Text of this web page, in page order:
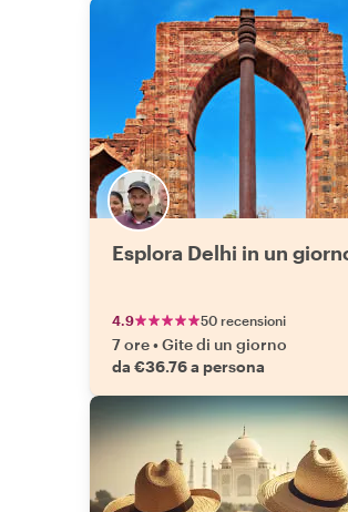
Esplora Delhi in un
4.9 50 recensioni
7 ore•Gite di un giorno
da €36.76 a persona